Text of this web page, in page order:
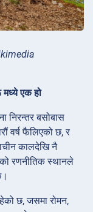
मध्ये एक हो
निरन्तर बसोबास
वर्ष फैलिएको छ, र
कालदेखि नै
रणनीतिक स्थानले
छ, जसमा रोमन,